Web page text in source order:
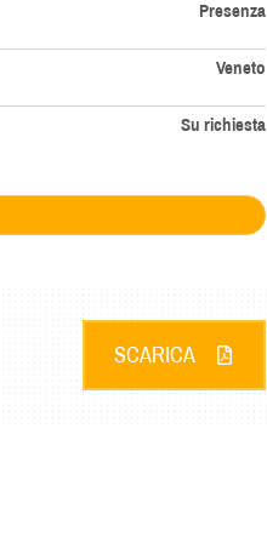
Presenza
Veneto
Su richiesta
SCARICA